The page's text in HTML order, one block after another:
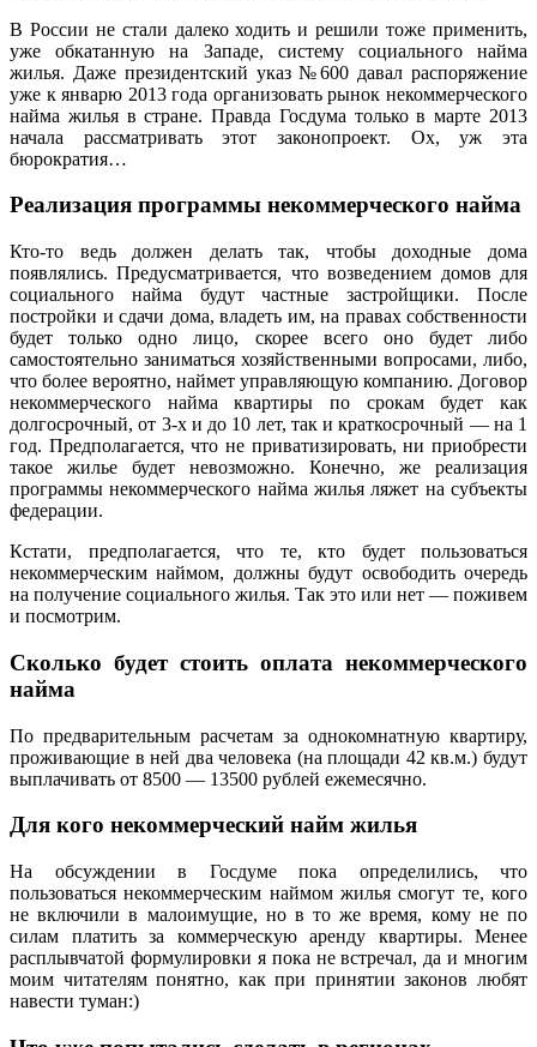
В России не стали далеко ходить и решили тоже применить,
уже обкатанную на Западе, систему социального найма
жилья. Даже президентский указ №600 давал распоряжение
уже к январю 2013 года организовать рынок некоммерческого
найма жилья в стране. Правда Госдума только в марте 2013
начала рассматривать этот законопроект. Ох, уж эта
бюрократия…
Реализация программы некоммерческого найма
Кто-то ведь должен делать так, чтобы доходные дома
появлялись. Предусматривается, что возведением домов для
социального найма будут частные застройщики. После
постройки и сдачи дома, владеть им, на правах собственности
будет только одно лицо, скорее всего оно будет либо
самостоятельно заниматься хозяйственными вопросами, либо,
что более вероятно, наймет управляющую компанию. Договор
некоммерческого найма квартиры по срокам будет как
долгосрочный, от 3-х и до 10 лет, так и краткосрочный — на 1
год. Предполагается, что не приватизировать, ни приобрести
такое жилье будет невозможно. Конечно, же реализация
программы некоммерческого найма жилья ляжет на субъекты
федерации.
Кстати, предполагается, что те, кто будет пользоваться
некоммерческим наймом, должны будут освободить очередь
на получение социального жилья. Так это или нет — поживем
и посмотрим.
Сколько будет стоить оплата некоммерческого
найма
По предварительным расчетам за однокомнатную квартиру,
проживающие в ней два человека (на площади 42 кв.м.) будут
выплачивать от 8500 — 13500 рублей ежемесячно.
Для кого некоммерческий найм жилья
На обсуждении в Госдуме пока определились, что
пользоваться некоммерческим наймом жилья смогут те, кого
не включили в малоимущие, но в то же время, кому не по
силам платить за коммерческую аренду квартиры. Менее
расплывчатой формулировки я пока не встречал, да и многим
моим читателям понятно, как при принятии законов любят
навести туман:)